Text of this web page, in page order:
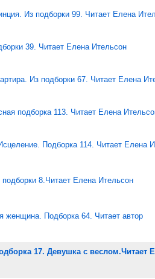
Из подборки 99. Читает Елена
39. Читает Елена Ительсон
Из подборки 67. Читает Елена
подборка 113. Читает Елена
Подборка 114. Читает Елена
8.Читает Елена Ительсон
женщина. Подборка 64. Читает автор
17. Девушка с веслом.Читает